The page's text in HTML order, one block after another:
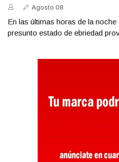
Agosto 08
En las últimas horas de la
presunto estado de ebriedad